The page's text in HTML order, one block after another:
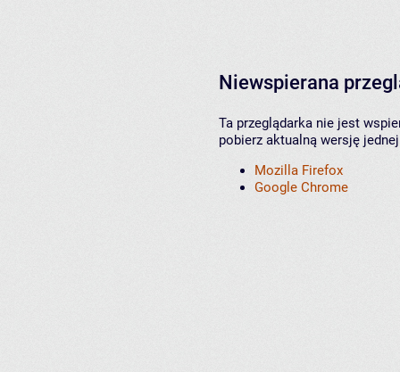
Niewspierana
Ta przeglądarka nie jest
pobierz aktualną wersję
Mozilla Firefox
Google Chrome